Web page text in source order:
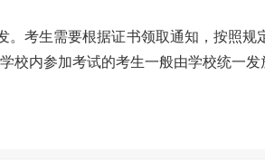
考生需要根据证书领取通知，按照
校内参加考试的考生一般由学校统一